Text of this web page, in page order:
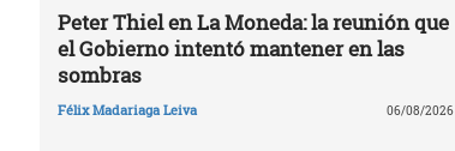
Peter Thiel en La Moneda: la reunión que
el Gobierno intentó mantener en las
sombras
Félix Madariaga Leiva 06/08/2026